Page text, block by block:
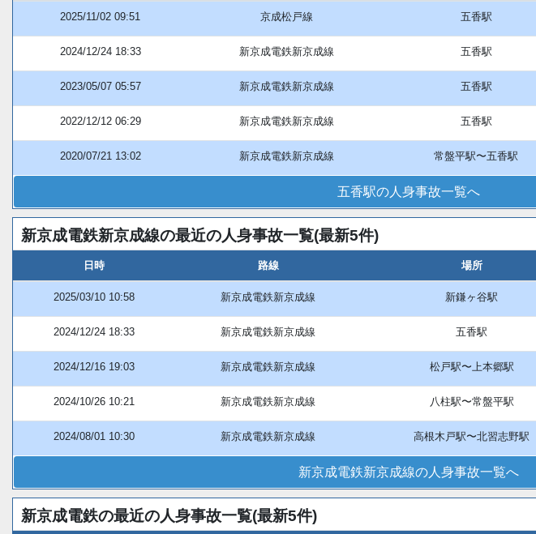
2025/11/02 09:51 京成松戸線 五香駅
2024/12/24 18:33 新京成電鉄新京成線 五香駅
2023/05/07 05:57 新京成電鉄新京成線 五香駅
2022/12/12 06:29 新京成電鉄新京成線 五香駅
2020/07/21 13:02 新京成電鉄新京成線 常盤平駅〜五香駅
五香駅の人身事故一覧へ
新京成電鉄新京成線の最近の人身事故一覧(最新5件)
日時 路線 場所
2025/03/10 10:58 新京成電鉄新京成線 新鎌ヶ谷駅
2024/12/24 18:33 新京成電鉄新京成線 五香駅
2024/12/16 19:03 新京成電鉄新京成線 松戸駅〜上本郷駅
2024/10/26 10:21 新京成電鉄新京成線 八柱駅〜常盤平駅
2024/08/01 10:30 新京成電鉄新京成線 高根木戸駅〜北習志野駅
新京成電鉄新京成線の人身事故一覧へ
新京成電鉄の最近の人身事故一覧(最新5件)